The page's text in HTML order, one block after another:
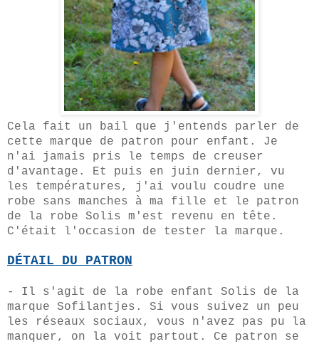
Cela fait un bail que j'entends parler de
cette marque de patron pour enfant. Je
n'ai jamais pris le temps de creuser
d'avantage. Et puis en juin dernier, vu
les températures, j'ai voulu coudre une
robe sans manches à ma fille et le patron
de la robe Solis m'est revenu en tête.
C'était l'occasion de tester la marque.
DÉTAIL DU PATRON
- Il s'agit de la robe enfant Solis de la
marque Sofilantjes. Si vous suivez un peu
les réseaux sociaux, vous n'avez pas pu la
manquer, on la voit partout. Ce patron se